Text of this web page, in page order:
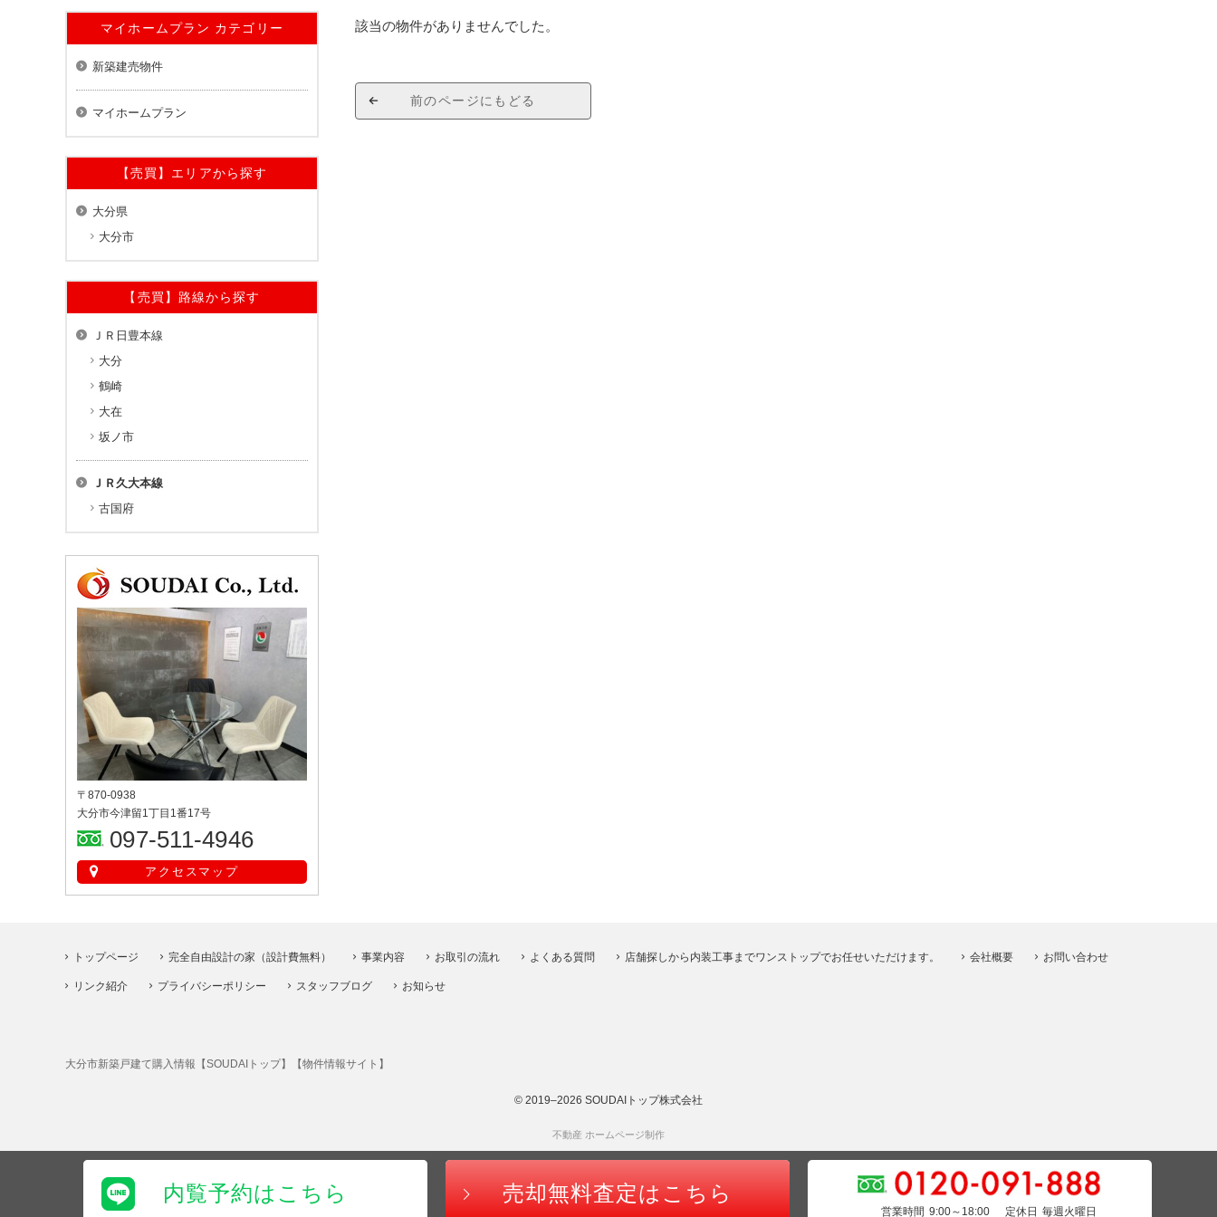
該当の物件がありませんでした。
前のページにもどる
マイホームプラン カテゴリー
新築建売物件
マイホームプラン
【売買】エリアから探す
大分県
大分市
【売買】路線から探す
ＪＲ日豊本線
大分
鶴崎
大在
坂ノ市
ＪＲ久大本線
古国府
〒870-0938
大分市今津留1丁目1番17号
097-511-4946
アクセスマップ
内覧予約は こちら 売却無料査定はこちら
営業時間 9:00～18:00 定休日 毎週火曜日
トップページ 完全自由設計の家（設計費無料） 事業内容 お取引の流れ よくある質問 店舗探しから内装工事までワンストップでお任せいただけます。 会社概要 お問い合わせ
リンク紹介 プライバシーポリシー スタッフブログ お知らせ
大分市新築戸建て購入情報【SOUDAIトップ】【物件情報サイト】
© 2019–2026 SOUDAIトップ株式会社
不動産 ホームページ制作